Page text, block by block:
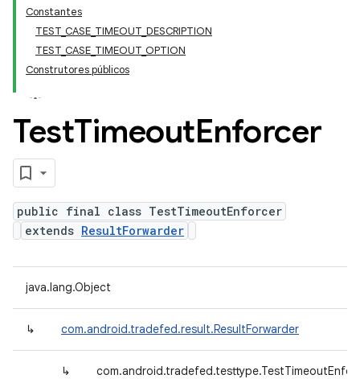
Constantes
TEST_CASE_TIMEOUT_DESCRIPTION
TEST_CASE_TIMEOUT_OPTION
Construtores públicos
TestTimeoutEnforcer
public final class TestTimeoutEnforcer
extends ResultForwarder
java.lang.Object
↳ com.android.tradefed.result.ResultForwarder
↳